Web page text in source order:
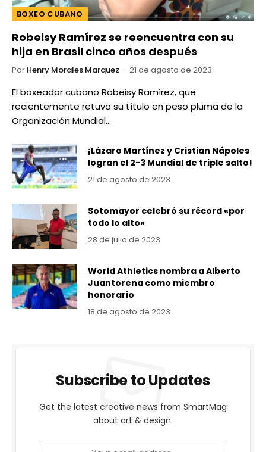
BOXEO CUBANO
Robeisy Ramírez se reencuentra con su
hija en Brasil cinco años después
Por Henry Morales Marquez 21 de agosto de 2023
El boxeador cubano Robeisy Ramírez, que
recientemente retuvo su título en peso pluma de la
Organización Mundial…
¡Lázaro Martínez y Cristian Nápoles
logran el 2-3 Mundial de triple salto!
21 de agosto de 2023
Sotomayor celebró su récord «por
todo lo alto»
28 de julio de 2023
World Athletics nombra a Alberto
Juantorena como miembro
honorario
18 de agosto de 2023
Subscribe to Updates
Get the latest creative news from SmartMag
about art & design.